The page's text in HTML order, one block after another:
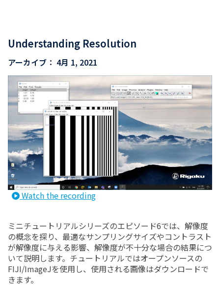
Understanding Resolution
アーカイブ： 4月 1, 2021
Watch the recording
ミニチュートリアルシリーズのエピソード6では、解像度
の概念を探り、最適なサンプリングサイズやコントラスト
が解像度に与える影響、解像度が不十分な場合の結果につ
いて説明します。チュートリアルではオープンソースの
FIJI/ImageJを使用し、使用される画像はダウンロードで
きます。